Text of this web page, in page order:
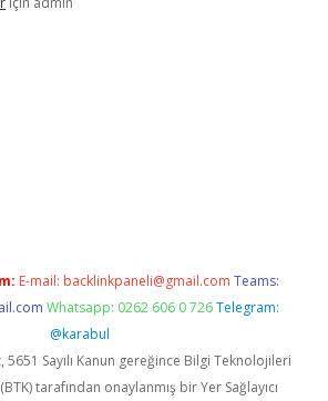
E-mail: backlinkpaneli@gmail.com Teams:
Whatsapp: 0262 606 0 726 Telegram:
@karabul
5651 Sayılı Kanun gereğince Bilgi Teknolojileri
tarafından onaylanmış bir Yer Sağlayıcı